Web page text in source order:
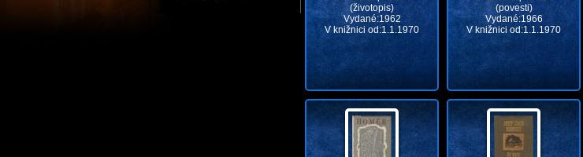
(životopis)
Vydané:1962
V knižnici od:1.1.1970
(povesti)
Vydané:1966
V knižnici od:1.1.1970